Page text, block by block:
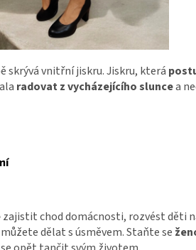
skrývá vnitřní jiskru. Jiskru, která
radovat z vycházejícího sluncea
zajistit chod domácnosti, rozvést děti
dělat s úsměvem. Staňte se